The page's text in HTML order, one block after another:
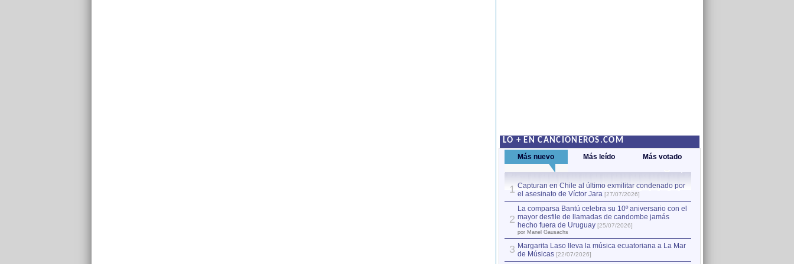
LO + EN CANCIONEROS.COM
Más nuevo Más leído Más votado
1 Capturan en Chile al último exmilitar condenado por
el asesinato de Víctor Jara [27/07/2026]
2
La comparsa Bantú celebra su 10º aniversario con el
mayor desfile de llamadas de candombe jamás
hecho fuera de Uruguay [25/07/2026]
por Manel Gausachs
3 Margarita Laso lleva la música ecuatoriana a La Mar
de Músicas [22/07/2026]